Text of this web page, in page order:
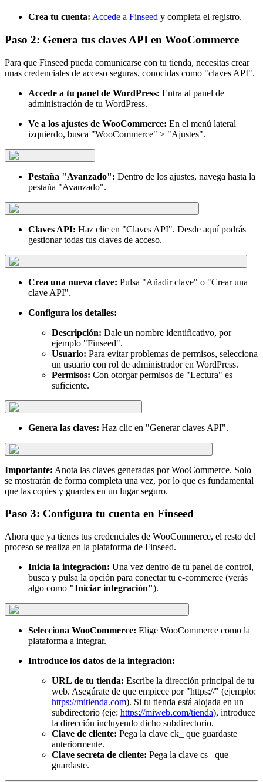
Crea tu cuenta: Accede a Finseed y completa el registro.
Paso 2: Genera tus claves API en WooCommerce
Para que Finseed pueda comunicarse con tu tienda, necesitas crear
unas credenciales de acceso seguras, conocidas como "claves API".
Accede a tu panel de WordPress: Entra al panel de
administración de tu WordPress.
Ve a los ajustes de WooCommerce: En el menú lateral
izquierdo, busca "WooCommerce" > "Ajustes".
Pestaña "Avanzado": Dentro de los ajustes, navega hasta la
pestaña "Avanzado".
Claves API: Haz clic en "Claves API". Desde aquí podrás
gestionar todas tus claves de acceso.
Crea una nueva clave: Pulsa "Añadir clave" o "Crear una
clave API".
Configura los detalles:
Descripción: Dale un nombre identificativo, por
ejemplo "Finseed".
Usuario: Para evitar problemas de permisos, selecciona
un usuario con rol de administrador en WordPress.
Permisos: Con otorgar permisos de "Lectura" es
suficiente.
Genera las claves: Haz clic en "Generar claves API".
Importante: Anota las claves generadas por WooCommerce. Solo
se mostrarán de forma completa una vez, por lo que es fundamental
que las copies y guardes en un lugar seguro.
Paso 3: Configura tu cuenta en Finseed
Ahora que ya tienes tus credenciales de WooCommerce, el resto del
proceso se realiza en la plataforma de Finseed.
Inicia la integración: Una vez dentro de tu panel de control,
busca y pulsa la opción para conectar tu e-commerce (verás
algo como "Iniciar integración").
Selecciona WooCommerce: Elige WooCommerce como la
plataforma a integrar.
Introduce los datos de la integración:
URL de tu tienda: Escribe la dirección principal de tu
web. Asegúrate de que empiece por "https://" (ejemplo:
https://mitienda.com). Si tu tienda está alojada en un
subdirectorio (eje: https://miweb.com/tienda), introduce
la dirección incluyendo dicho subdirectorio.
Clave de cliente: Pega la clave ck_ que guardaste
anteriormente.
Clave secreta de cliente: Pega la clave cs_ que
guardaste.